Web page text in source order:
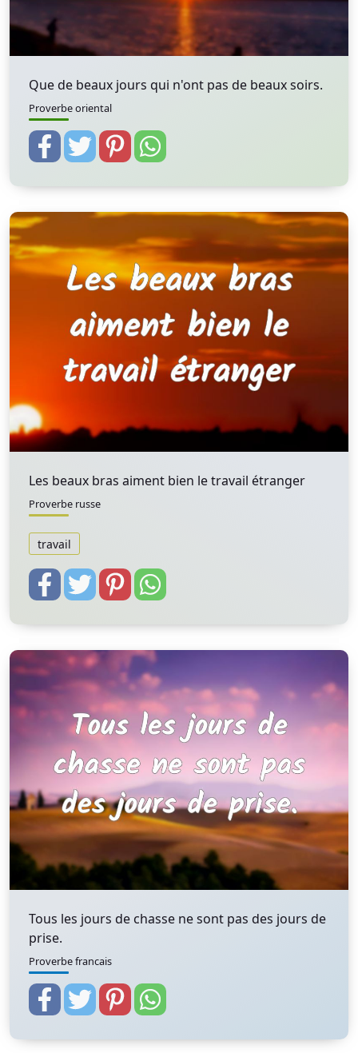
Que de beaux jours qui n'ont pas de beaux soirs.
Proverbe oriental
Les beaux bras aiment bien le travail étranger
Proverbe russe
travail
Tous les jours de chasse ne sont pas des jours de
prise.
Proverbe francais